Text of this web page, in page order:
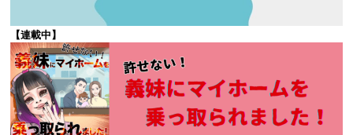
【連載中】